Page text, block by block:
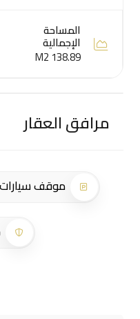
المساحة
الإجمالية
138.89 M2
مرافق العقار
موقف سيارات